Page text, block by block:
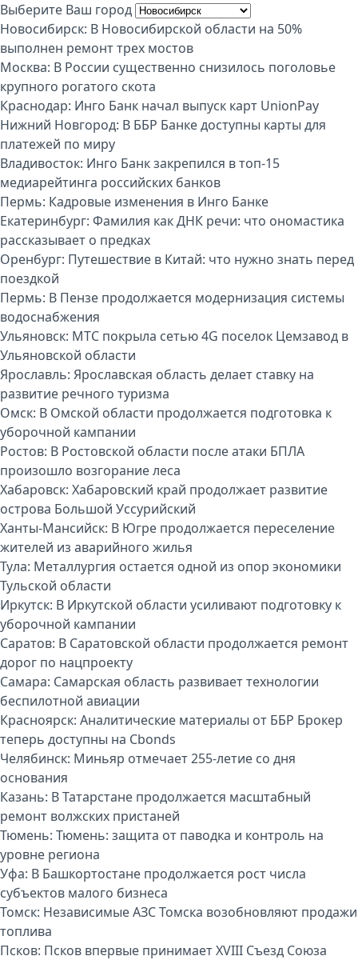
Выберите Ваш город
Новосибирск: В Новосибирской области на 50%
выполнен ремонт трех мостов
Москва: В России существенно снизилось поголовье
крупного рогатого скота
Краснодар: Инго Банк начал выпуск карт UnionPay
Нижний Новгород: В ББР Банке доступны карты для
платежей по миру
Владивосток: Инго Банк закрепился в топ-15
медиарейтинга российских банков
Пермь: Кадровые изменения в Инго Банке
Екатеринбург: Фамилия как ДНК речи: что ономастика
рассказывает о предках
Оренбург: Путешествие в Китай: что нужно знать перед
поездкой
Пермь: В Пензе продолжается модернизация системы
водоснабжения
Ульяновск: МТС покрыла сетью 4G поселок Цемзавод в
Ульяновской области
Ярославль: Ярославская область делает ставку на
развитие речного туризма
Омск: В Омской области продолжается подготовка к
уборочной кампании
Ростов: В Ростовской области после атаки БПЛА
произошло возгорание леса
Хабаровск: Хабаровский край продолжает развитие
острова Большой Уссурийский
Ханты-Мансийск: В Югре продолжается переселение
жителей из аварийного жилья
Тула: Металлургия остается одной из опор экономики
Тульской области
Иркутск: В Иркутской области усиливают подготовку к
уборочной кампании
Саратов: В Саратовской области продолжается ремонт
дорог по нацпроекту
Самара: Самарская область развивает технологии
беспилотной авиации
Красноярск: Аналитические материалы от ББР Брокер
теперь доступны на Cbonds
Челябинск: Миньяр отмечает 255-летие со дня
основания
Казань: В Татарстане продолжается масштабный
ремонт волжских пристаней
Тюмень: Тюмень: защита от паводка и контроль на
уровне региона
Уфа: В Башкортостане продолжается рост числа
субъектов малого бизнеса
Томск: Независимые АЗС Томска возобновляют продажи
топлива
Псков: Псков впервые принимает XVIII Съезд Союза